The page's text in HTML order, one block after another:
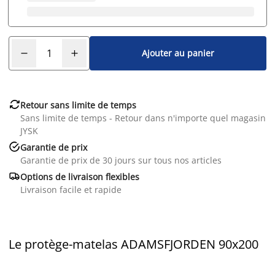
Ajouter au panier
Retour sans limite de temps
Sans limite de temps - Retour dans n'importe quel magasin
JYSK
Garantie de prix
Garantie de prix de 30 jours sur tous nos articles
Options de livraison flexibles
Livraison facile et rapide
Le protège-matelas ADAMSFJORDEN 90x200